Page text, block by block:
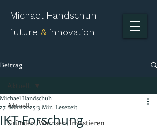
Michael Handschuh
future & innovation
Beitrag
Aktuell.
Gründen, Wachsen, Investieren
Aktuell.
IKT-Forschung
Michael Handschuh
27. März 2025 3 Min. Lesezeit